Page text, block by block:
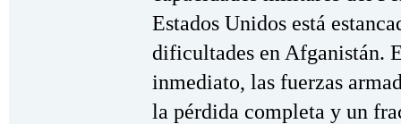
Estados Unidos está
dificultades en Afganistán.
inmediato, las fuerzas
la pérdida completa y un